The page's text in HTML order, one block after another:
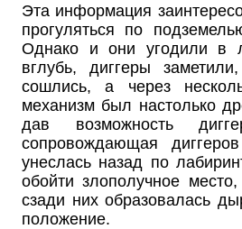
Эта информация
прогуляться по
Однако и они угодили в
вглубь, диггеры
сошлись, а через
механизм был настолько
дав возможность
сопровождающая
унеслась назад по
обойти злополучное
сзади них образовалась
положение.